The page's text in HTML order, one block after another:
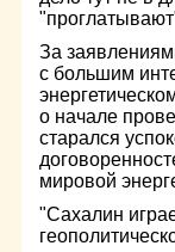
За
с большим
о начале
старался
мировой
"Сахалин